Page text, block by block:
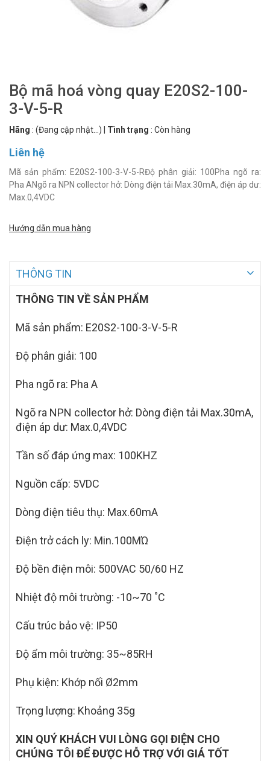
Bộ mã hoá vòng quay E20S2-100-
3-V-5-R
Hãng : (Đang cập nhật...) Tình trạng : Còn hàng
Liên hệ
Mã sản phẩm: E20S2-100-3-V-5-RĐộ phân giải: 100Pha ngõ ra:
Pha ANgõ ra NPN collector hở: Dòng điện tải Max.30mA, điện áp dư:
Max.0,4VDC
Hướng dẫn mua hàng
THÔNG TIN
THÔNG TIN VỀ SẢN PHẨM
Mã sản phẩm: E20S2-100-3-V-5-R
Độ phân giải: 100
Pha ngõ ra: Pha A
Ngõ ra NPN collector hở: Dòng điện tải Max.30mA,
điện áp dư: Max.0,4VDC
Tần số đáp ứng max: 100KHZ
Nguồn cấp: 5VDC
Dòng điện tiêu thụ: Max.60mA
Điện trở cách ly: Min.100MΏ
Độ bền điện môi: 500VAC 50/60 HZ
Nhiệt độ môi trường: -10~70 ˚C
Cấu trúc bảo vệ: IP50
Độ ẩm môi trường: 35~85RH
Phụ kiện: Khớp nối Ø2mm
Trọng lượng: Khoảng 35g
XIN QUÝ KHÁCH VUI LÒNG GỌI ĐIỆN CHO
CHÚNG TÔI ĐỂ ĐƯỢC HỖ TRỢ VỚI GIÁ TỐT